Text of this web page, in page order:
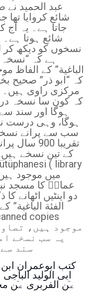
عبد الحمید
شائع کروایا
جاتا ہے۔ یہ آج
شائع ہوتا
نسخوں کو دیکھ کر
ہے کہ “نسخہ
الباغیة” کے الفاظ
کہ “ابو ذر” صحیح
مرکزی راوی ہیں۔
کہ کون سا نسخہ
ہوگا اور سند
ہوگا، وہی
سب سے پرانے
تقریبا
کے تین نسخے
عمارؓ کا مسجد
دو اینٹیں اٹھانے
الفئة
یہ سب نسخے
سند
ابی الولید
عٙن الفربری عٙن